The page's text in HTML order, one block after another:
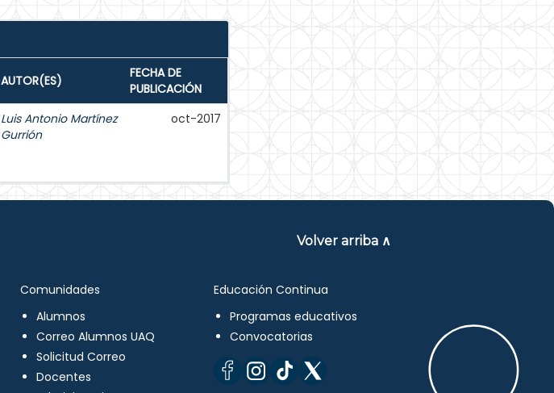
AUTOR(ES)
FECHA DE
PUBLICACIÓN
Luis Antonio Martínez
Gurrión
oct-2017
Volver arriba ∧
Comunidades
Alumnos
Correo Alumnos UAQ
Solicitud Correo
Docentes
Educación Continua
Programas educativos
Convocatorias